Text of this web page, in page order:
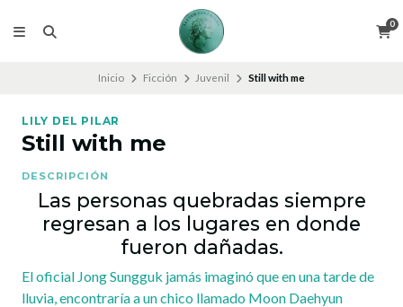
0
Inicio Ficción Juvenil Still with me
LILY DEL PILAR
Still with me
DESCRIPCIÓN
Las personas quebradas siempre
regresan a los lugares en donde
fueron dañadas.
El oficial Jong Sungguk jamás imaginó que en una tarde de
lluvia, encontraría a un chico llamado Moon Daehyun